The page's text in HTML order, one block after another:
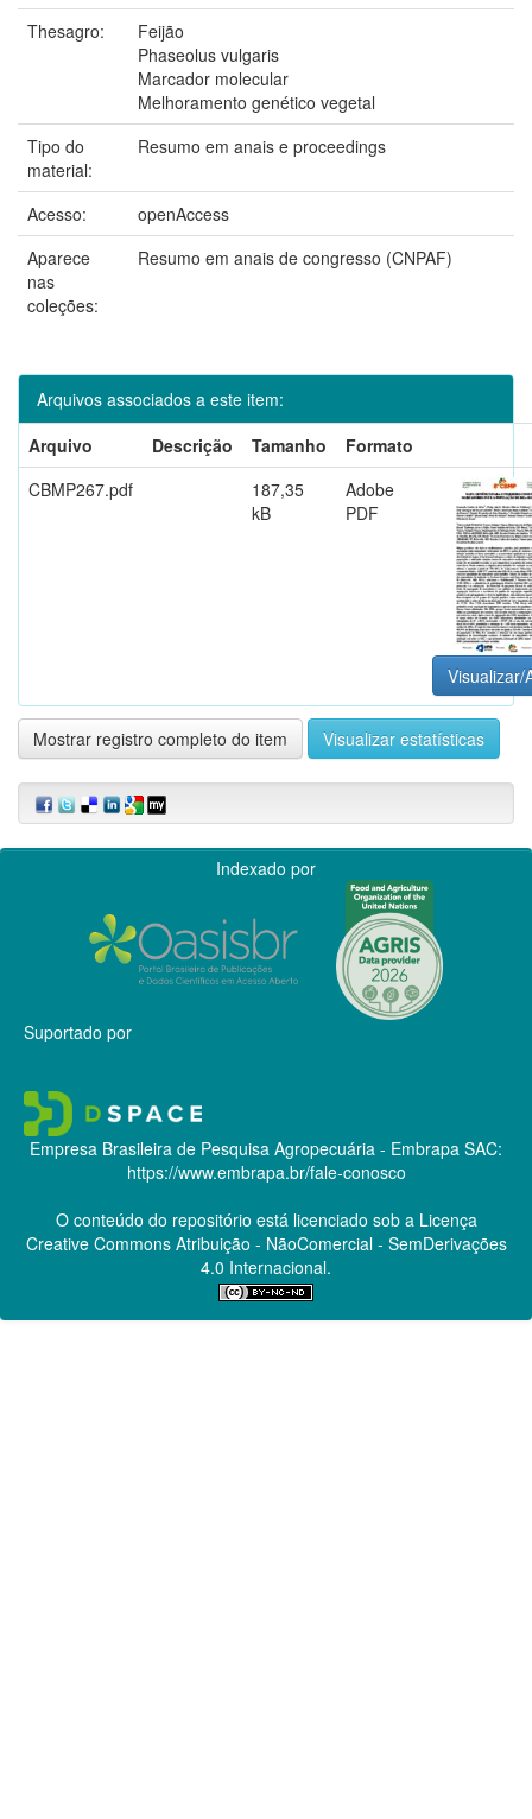
Thesagro:
Feijão
Phaseolus vulgaris
Marcador molecular
Melhoramento genético vegetal
Tipo do
material:
Resumo em anais e proceedings
Acesso:
openAccess
Aparece
nas
coleções:
Resumo em anais de congresso (CNPAF)
Arquivos associados a este item:
Arquivo
Descrição Tamanho
Formato
CBMP267.pdf
187,35
kB
Adobe
PDF
Visualizar/
Mostrar registro completo do item Visualizar estatísticas
Indexado por
Suportado por
Empresa Brasileira de Pesquisa Agropecuária - Embrapa SAC:
https://www.embrapa.br/fale-conosco
O conteúdo do repositório está licenciado sob a Licença
Creative CommonsAtribuição - NãoComercial - SemDerivações
4.0 Internacional.